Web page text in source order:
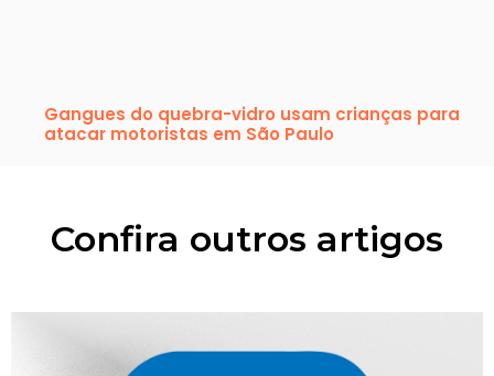
Gangues do quebra-vidro usam crianças para
atacar motoristas em São Paulo
Confira outros artigos